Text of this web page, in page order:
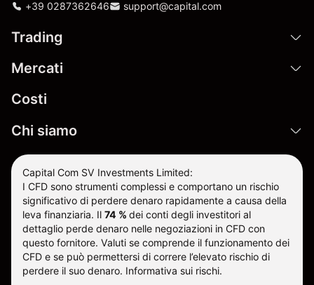
+39 0287362646 support@capital.com
Trading
Mercati
Costi
Chi siamo
Capital Com SV Investments Limited:
I CFD sono strumenti complessi e comportano un rischio
significativo di perdere denaro rapidamente a causa della
leva finanziaria. Il 74 % dei conti degli investitori al
dettaglio perde denaro nelle negoziazioni in CFD con
questo fornitore. Valuti se comprende il funzionamento dei
CFD e se può permettersi di correre l’elevato rischio di
perdere il suo denaro. Informativa sui rischi.